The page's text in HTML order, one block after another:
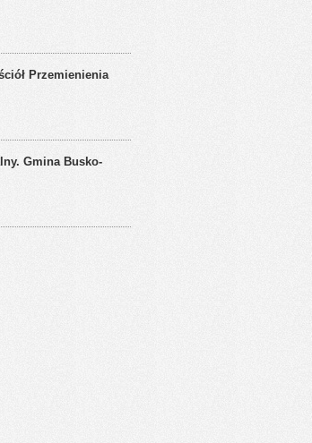
Przemienienia
Gmina Busko-